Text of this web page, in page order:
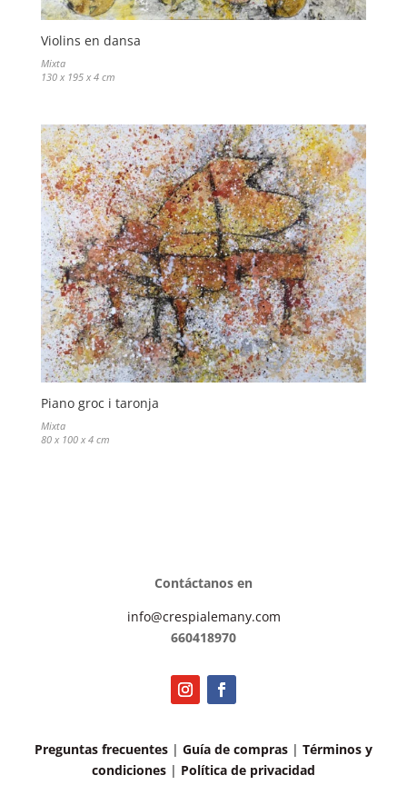
Violins en dansa
Mixta
130 x 195 x 4 cm
Piano groc i taronja
Mixta
80 x 100 x 4 cm
Contáctanos en
info@crespialemany.com
660418970
Preguntas frecuentes | Guía de compras | Términos y
condiciones | Política de privacidad